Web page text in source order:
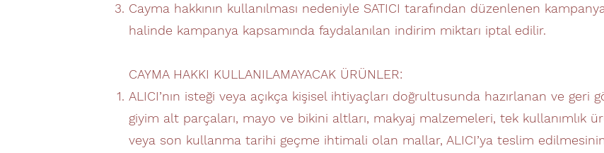
Cayma hakkının kullanılması nedeniyle SATICI tarafından düzenlenen
halinde kampanya kapsamında faydalanılan indirim miktarı iptal edilir.
CAYMA HAKKI KULLANILAMAYACAK ÜRÜNLER:
ALICI’nın isteği veya açıkça kişisel ihtiyaçları doğrultusunda hazırlanan ve
giyim alt parçaları, mayo ve bikini altları, makyaj malzemeleri, tek kullanımlık
veya son kullanma tarihi geçme ihtimali olan mallar, ALICI’ya teslim